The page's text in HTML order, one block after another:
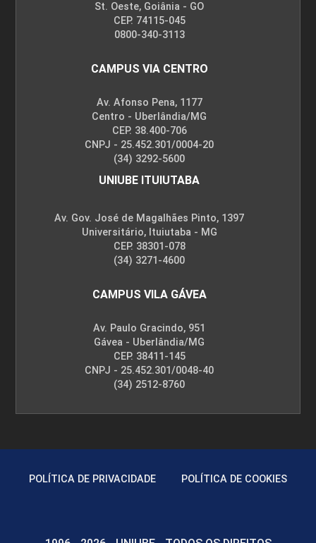
St. Oeste, Goiânia - GO
CEP. 74115-045
0800-340-3113
CAMPUS VIA CENTRO
Av. Afonso Pena, 1177
Centro - Uberlândia/MG
CEP. 38.400-706
CNPJ - 25.452.301/0004-20
(34) 3292-5600
UNIUBE ITUIUTABA
Av. Gov. José de Magalhães Pinto, 1397
Universitário, Ituiutaba - MG
CEP. 38301-078
(34) 3271-4600
CAMPUS VILA GÁVEA
Av. Paulo Gracindo, 951
Gávea - Uberlândia/MG
CEP. 38411-145
CNPJ - 25.452.301/0048-40
(34) 2512-8760
POLÍTICA DE PRIVACIDADE POLÍTICA DE COOKIES